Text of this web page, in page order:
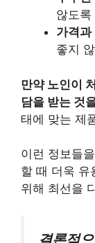
않도록
가격과
좋지
만약 노인이
담을 받는 것
태에 맞는 제
이런 정보들
할 때 더욱 유
위해 최선을
결론적